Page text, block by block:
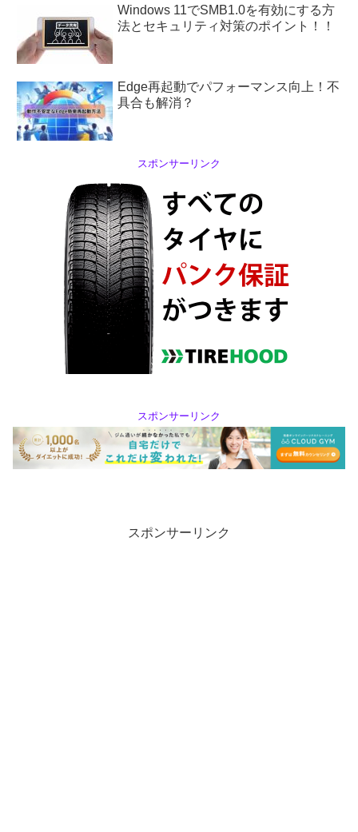
Windows 11でSMB1.0を有効にする方
法とセキュリティ対策のポイント！！
Edge再起動でパフォーマンス向上！不
具合も解消？
スポンサーリンク
スポンサーリンク
スポンサーリンク